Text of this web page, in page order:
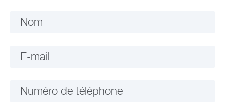
Nom
E-mail
Numéro de téléphone